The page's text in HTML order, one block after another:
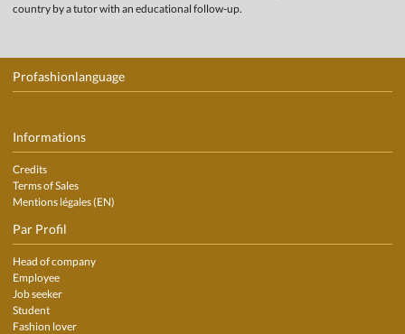
country by a tutor with an educational follow-up.
Profashionlanguage
Informations
Credits
Terms of Sales
Mentions légales (EN)
Par Profil
Head of company
Employee
Job seeker
Student
Fashion lover